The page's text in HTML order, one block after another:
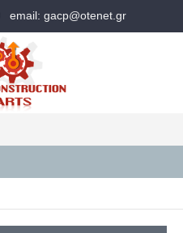
email: gacp@otenet.gr